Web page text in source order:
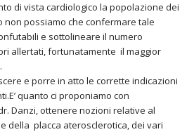
di vista cardiologico la popolazione dei
non possiamo che confermare tale
e sottolineare il numero
allertati, fortunatamente il maggior
e porre in atto le corrette indicazioni
quanto ci proponiamo con
Danzi, ottenere nozioni relative al
della placca aterosclerotica, dei vari